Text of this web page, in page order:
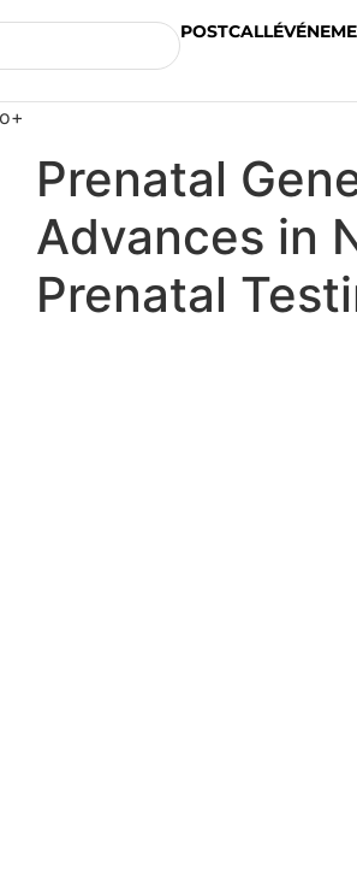
POSTCALL
Prenatal
Advances in
Prenatal